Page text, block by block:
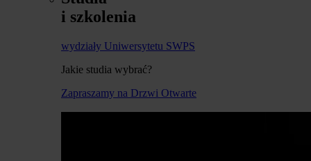
i szkolenia
wydziały Uniwersytetu SWPS
Jakie studia wybrać?
Zapraszamy na Drzwi Otwarte